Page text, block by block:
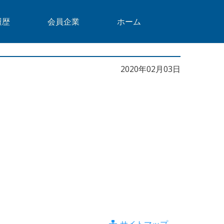
歴 会員企業 ホーム
2020年02月03日